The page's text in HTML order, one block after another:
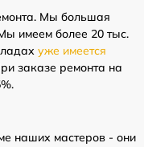
Мы большая
имеем более 20 тыс.
уже имеется
заказе ремонта на
наших мастеров - они